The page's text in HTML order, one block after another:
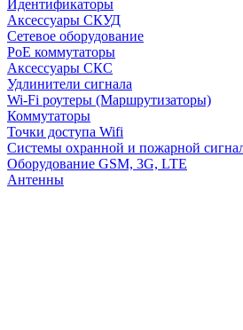
Идентификаторы
Аксессуары СКУД
Сетевое оборудование
PoE коммутаторы
Аксессуары СКС
Удлинители сигнала
Wi-Fi роутеры (Маршрутизаторы)
Коммутаторы
Точки доступа Wifi
Системы охранной и пожарной
Оборудование GSM, 3G, LTE
Антенны